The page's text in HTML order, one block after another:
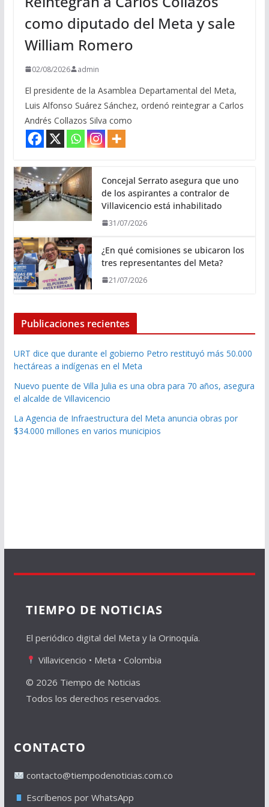
como diputado del Meta y sale
William Romero
02/08/2026 admin
El presidente de la Asamblea Departamental del Meta,
Luis Alfonso Suárez Sánchez, ordenó reintegrar a Carlos
Andrés Collazos Silva como
Concejal Serrato asegura que uno
de los aspirantes a contralor de
Villavicencio está inhabilitado
31/07/2026
¿En qué comisiones se ubicaron los
tres representantes del Meta?
21/07/2026
Publicaciones recientes
URT dice que durante el gobierno Petro restituyó más 50.000
hectáreas a indígenas en el Meta
Nuevo puente de Villa Julia es una obra para 70 años, asegura
el alcalde de Villavicencio
La Agencia de Infraestructura del Meta anuncia obras por
$34.000 millones en varios municipios
TIEMPO DE NOTICIAS
El periódico digital del Meta y la Orinoquía.
Villavicencio • Meta • Colombia
© 2026 Tiempo de Noticias
Todos los derechos reservados.
CONTACTO
contacto@tiempodenoticias.com.co
Escríbenos por WhatsApp